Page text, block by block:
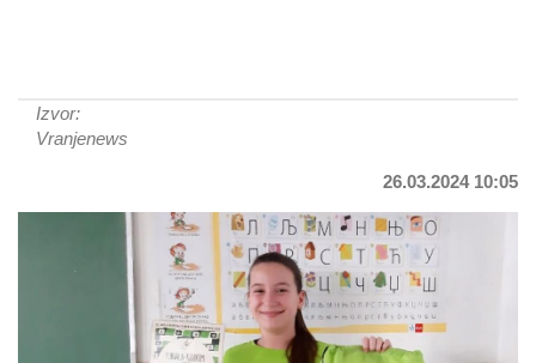
Izvor:
Vranjenews
26.03.2024 10:05